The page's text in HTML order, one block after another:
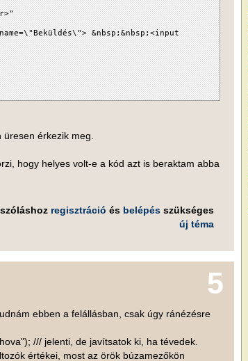
&nbsp;&nbsp;<input
üresen érkezik meg.
hogy helyes volt-e a kód azt is beraktam abba
regisztráció és belépésszükséges
új téma
5
ebben a felállásban, csak úgy ránézésre
/// jelenti, de javítsatok ki, ha tévedek.
értékei, most az örök búzamezőkön